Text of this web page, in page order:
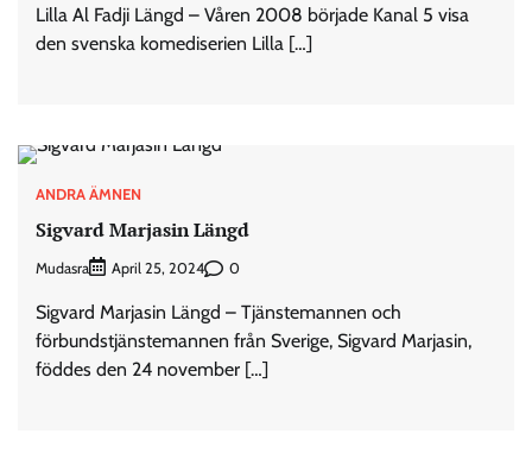
Lilla Al Fadji Längd – Våren 2008 började Kanal 5 visa
den svenska komediserien Lilla […]
ANDRA ÄMNEN
Sigvard Marjasin Längd
Mudasra April 25, 2024 0
Sigvard Marjasin Längd – Tjänstemannen och
förbundstjänstemannen från Sverige, Sigvard Marjasin,
föddes den 24 november […]